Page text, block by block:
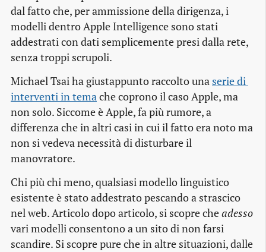
dal fatto che, per ammissione della dirigenza, i
modelli dentro Apple Intelligence sono stati
addestrati con dati semplicemente presi dalla rete,
senza troppi scrupoli.
Michael Tsai ha giustappunto raccolto una serie di
interventi in temache coprono il caso Apple, ma
non solo. Siccome è Apple, fa più rumore, a
differenza che in altri casi in cui il fatto era noto ma
non si vedeva necessità di disturbare il
manovratore.
Chi più chi meno, qualsiasi modello linguistico
esistente è stato addestrato pescando a strascico
nel web. Articolo dopo articolo, si scopre cheadesso
vari modelli consentono a un sito di non farsi
scandire. Si scopre pure che in altre situazioni, dalle